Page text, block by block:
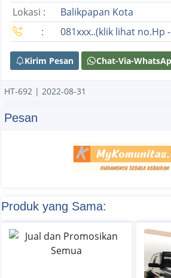
Lokasi :
Balikpapan Kota
:
081xxx..(klik lihat no.Hp
Kirim Pesan Chat-Via-
HT-692 | 2022-08-31
Pesan
Produk yang Sama: